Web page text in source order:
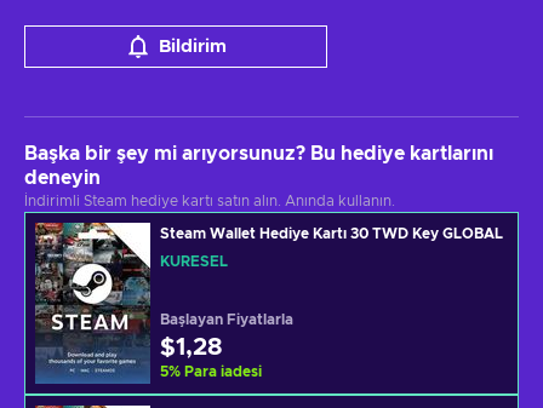
Bildirim
Başka bir şey mi arıyorsunuz? Bu hediye kartlarını
deneyin
İndirimli Steam hediye kartı satın alın. Anında kullanın.
Steam Wallet Hediye Kartı 30 TWD Key GLOBAL
KÜRESEL
Başlayan Fiyatlarla
$1,28
5% Para iadesi